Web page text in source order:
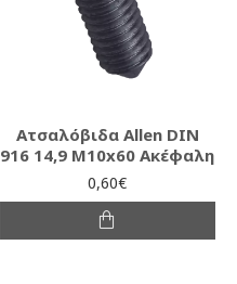
Ατσαλόβιδα Allen DIN
916 14,9 M10x60 Ακέφαλη
0,60€